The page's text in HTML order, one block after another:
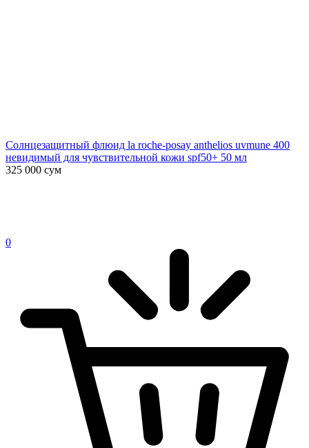
Солнцезащитный флюид la roche-posay anthelios uvmune 400
невидимый для чувствительной кожи spf50+ 50 мл
325 000 сум
0